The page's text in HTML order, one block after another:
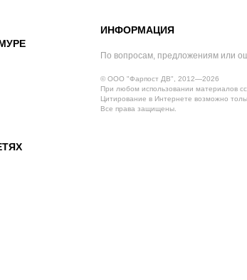
ИНФОРМАЦИЯ
По вопросам, предложениям или
© ООО "Фарпост ДВ", 2012—2026
При любом использовании материалов
Цитирование в Интернете возможно
Все права защищены.